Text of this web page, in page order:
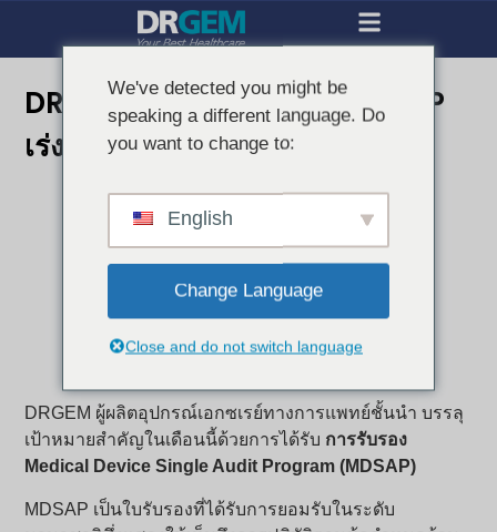
DRGEM ได้รับการรับรอง MDSAP
เร่งการขยายตัวทั่วโลก
DRGEM ผู้ผลิตอุปกรณ์เอกซเรย์ทางการแพทย์ชั้นนำ บรรลุ
เป้าหมายสำคัญในเดือนนี้ด้วยการได้รับ การรับรอง
Medical Device Single Audit Program (MDSAP)
MDSAP เป็นใบรับรองที่ได้รับการยอมรับในระดับ
We've detected you might be
speaking a different language. Do
you want to change to:
English
Change Language
Close and do not switch language